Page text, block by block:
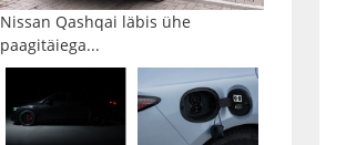
Nissan Qashqai läbis ühe
paagitäiega...